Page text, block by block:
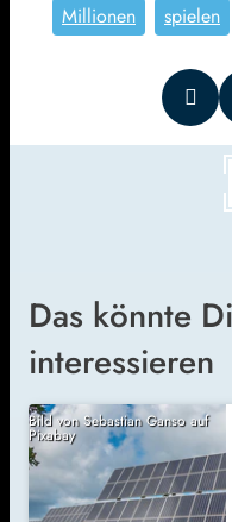
Millionen
spielen
Das könnte
interessieren
Bild von Sebastian Ganso auf
Pixabay